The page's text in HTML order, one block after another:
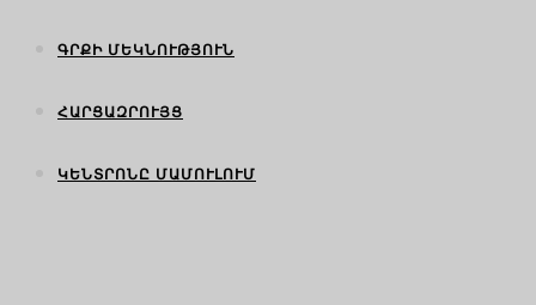
ԳՐՔԻ ՄԵԿՆՈՒԹՅՈՒՆ
ՀԱՐՑԱԶՐՈՒՅՑ
ԿԵՆՏՐՈՆԸ ՄԱՄՈՒԼՈՒՄ